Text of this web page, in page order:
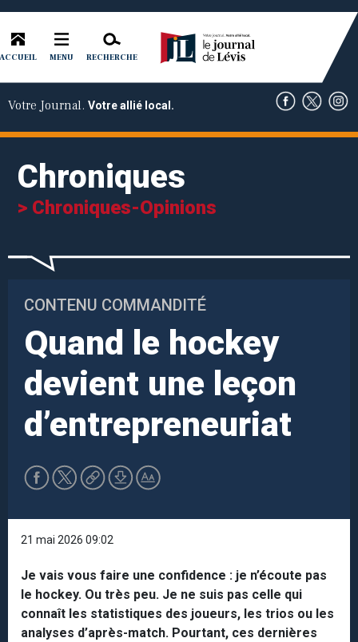
ACCUEIL MENU RECHERCHE
Votre Journal. Votre allié local.
Chroniques
> Chroniques-Opinions
CONTENU COMMANDITÉ
Quand le hockey
devient une leçon
d’entrepreneuriat
21 mai 2026 09:02
Je vais vous faire une confidence : je n’écoute pas
le hockey. Ou très peu. Je ne suis pas celle qui
connaît les statistiques des joueurs, les trios ou les
analyses d’après-match. Pourtant, ces dernières